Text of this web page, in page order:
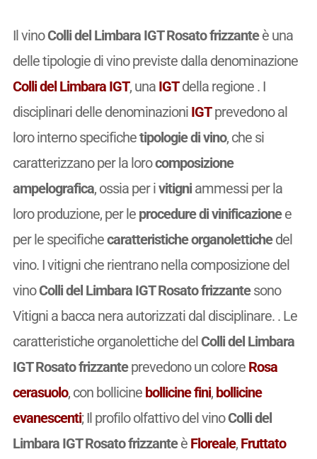
Il vinoColli del Limbara IGT Rosato frizzanteè una
delle tipologie di vino previste dalla denominazione
Colli del Limbara IGT, una IGTdella regione . I
disciplinari delle denominazioni IGTprevedono al
loro interno specifichetipologie di vino, che si
caratterizzano per la lorocomposizione
ampelografica, ossia per ivitigniammessi per la
loro produzione, per le procedure di vinificazionee
per le specifichecaratteristiche organolettichedel
vino. I vitigni che rientrano nella composizione del
vinoColli del Limbara IGT Rosato frizzantesono
Vitigni a bacca nera autorizzati dal disciplinare. . Le
caratteristiche organolettiche delColli del Limbara
IGT Rosato frizzanteprevedono un colore Rosa
cerasuolo, con bollicine bollicine fini, bollicine
evanescenti; Il profilo olfattivo del vinoColli del
Limbara IGT Rosato frizzanteè Floreale, Fruttato